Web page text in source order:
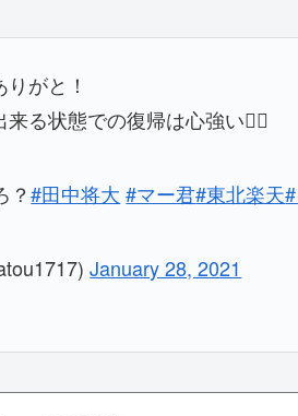
がと！
る状態での復帰は心強い🙆‍♂️
？#田中将大 #マー君#東北楽天
January 28, 2021